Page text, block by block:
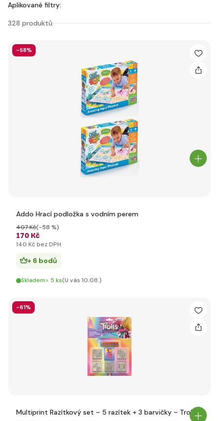
Aplikované filtry:
328 produktů
-58%
Addo Hrací podložka s vodním perem
170 Kč
407 Kč(-58 %)
140 Kč bez DPH
+ 6 bodů
Skladem> 5 ks(U vás 10.08.)
-61%
Multiprint Razítkový set – 5 razítek + 3 barvičky – Trolls